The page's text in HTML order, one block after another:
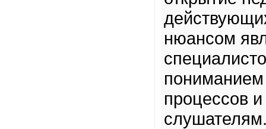
нюансом
процессов